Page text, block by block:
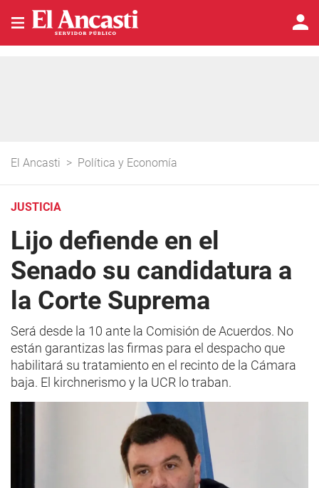
El Ancasti > Política y Economía
JUSTICIA
Lijo defiende en el
Senado su candidatura a
la Corte Suprema
Será desde la 10 ante la Comisión de Acuerdos. No
están garantizas las firmas para el despacho que
habilitará su tratamiento en el recinto de la Cámara
baja. El kirchnerismo y la UCR lo traban.